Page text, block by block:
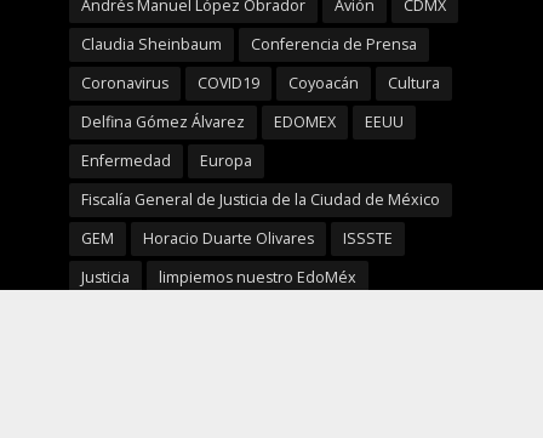
Andrés Manuel López Obrador
Avión
CDMX
Claudia Sheinbaum
Conferencia de Prensa
Coronavirus
COVID19 Coyoacán
Cultura
Delfina Gómez Álvarez
EDOMEX
EEUU
Enfermedad
Europa
Fiscalía General de Justicia de la Ciudad de México
GEM
Horacio Duarte Olivares
ISSSTE
Justicia
limpiemos nuestro EdoMéx